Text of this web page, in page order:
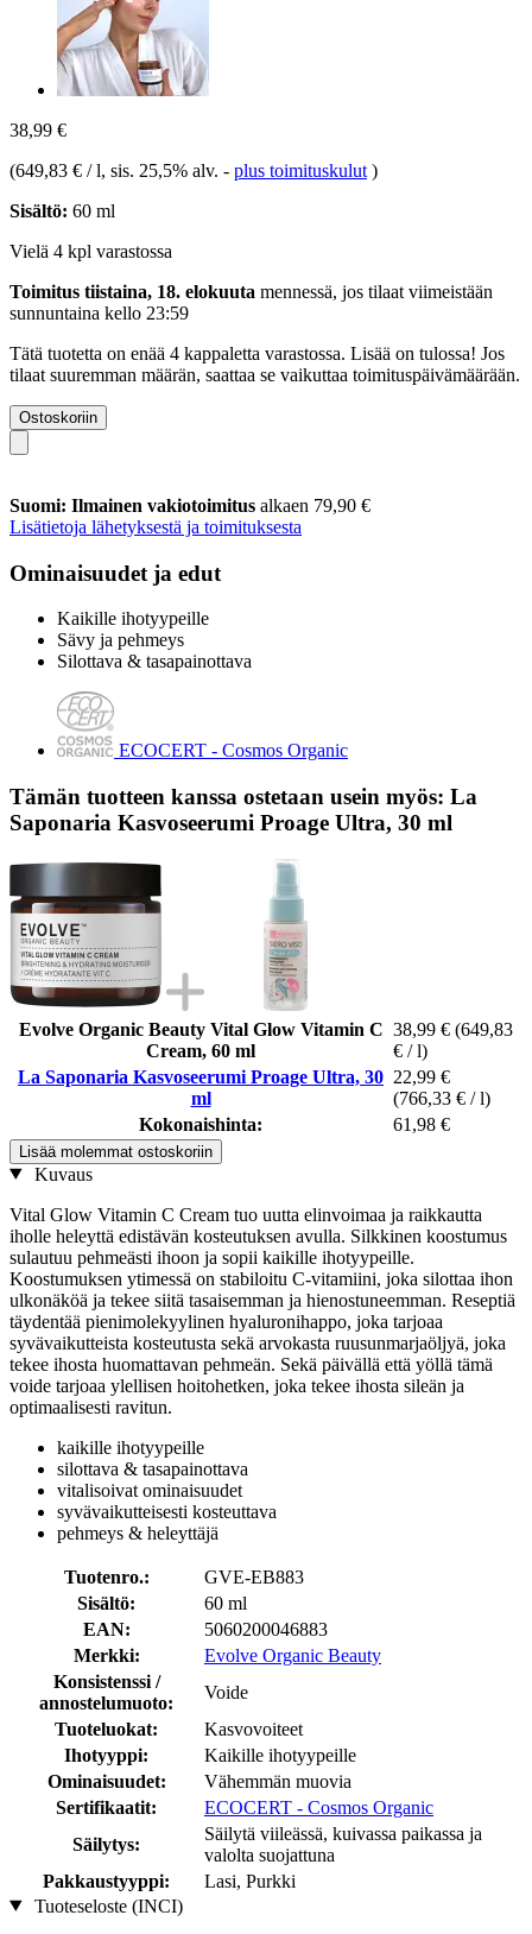
38,99 €
(649,83 € / l, sis. 25,5% alv. - plus toimituskulut )
Sisältö: 60 ml
Vielä 4 kpl varastossa
Toimitus tiistaina, 18. elokuuta mennessä, jos tilaat viimeistään
sunnuntaina kello 23:59
Tätä tuotetta on enää 4 kappaletta varastossa. Lisää on tulossa! Jos
tilaat suuremman määrän, saattaa se vaikuttaa toimituspäivämäärään.
Ostoskoriin
Suomi: Ilmainen vakiotoimitus alkaen 79,90 €
Lisätietoja lähetyksestä ja toimituksesta
Ominaisuudet ja edut
Kaikille ihotyypeille
Sävy ja pehmeys
Silottava & tasapainottava
ECOCERT - Cosmos Organic
Tämän tuotteen kanssa ostetaan usein myös: La
Saponaria Kasvoseerumi Proage Ultra, 30 ml
Evolve Organic Beauty Vital Glow Vitamin C
Cream, 60 ml
38,99 € (649,83
€ / l)
La Saponaria Kasvoseerumi Proage Ultra, 30
ml
22,99 €
(766,33 € / l)
Kokonaishinta:
61,98 €
Lisää molemmat ostoskoriin
Kuvaus
Vital Glow Vitamin C Cream tuo uutta elinvoimaa ja raikkautta
iholle heleyttä edistävän kosteutuksen avulla. Silkkinen koostumus
sulautuu pehmeästi ihoon ja sopii kaikille ihotyypeille.
Koostumuksen ytimessä on stabiloitu C-vitamiini, joka silottaa ihon
ulkonäköä ja tekee siitä tasaisemman ja hienostuneemman. Reseptiä
täydentää pienimolekyylinen hyaluronihappo, joka tarjoaa
syvävaikutteista kosteutusta sekä arvokasta ruusunmarjaöljyä, joka
tekee ihosta huomattavan pehmeän. Sekä päivällä että yöllä tämä
voide tarjoaa ylellisen hoitohetken, joka tekee ihosta sileän ja
optimaalisesti ravitun.
kaikille ihotyypeille
silottava & tasapainottava
vitalisoivat ominaisuudet
syvävaikutteisesti kosteuttava
pehmeys & heleyttäjä
Tuotenro.:
GVE-EB883
Sisältö:
60 ml
EAN:
5060200046883
Merkki:
Evolve Organic Beauty
Konsistenssi /
annostelumuoto:
Voide
Tuoteluokat:
Kasvovoiteet
Ihotyyppi:
Kaikille ihotyypeille
Ominaisuudet:
Vähemmän muovia
Sertifikaatit:
ECOCERT - Cosmos Organic
Säilytys:
Säilytä viileässä, kuivassa paikassa ja
valolta suojattuna
Pakkaustyyppi:
Lasi, Purkki
Tuoteseloste (INCI)